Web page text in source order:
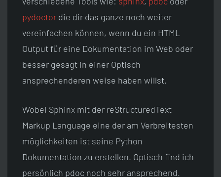
pydoctor die dir das ganze noch weiter
vereinfachen können, wenn du ein HTML
Output für eine Dokumentation im Web oder
besser gesagt in einer Optisch
ansprechenderen weise haben willst.
Wobei Sphinx mit der reStructuredText
Markup Language eine der am Verbreitesten
möglichkeiten ist seine Python
Dokumentation zu erstellen. Optisch find ich
persönlich pdoc noch sehr ansprechend.